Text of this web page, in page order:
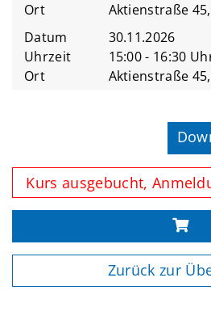
Ort
Aktienstraße
Datum
30.11.2026
Uhrzeit
15:00 - 16:30
Ort
Aktienstraße
Kurs ausgebucht,
Zurück zur